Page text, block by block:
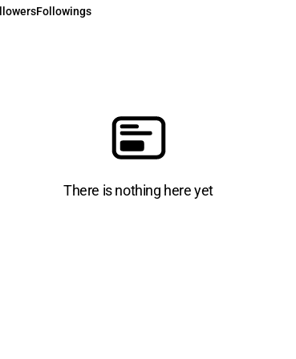
Followings
There is nothing here yet